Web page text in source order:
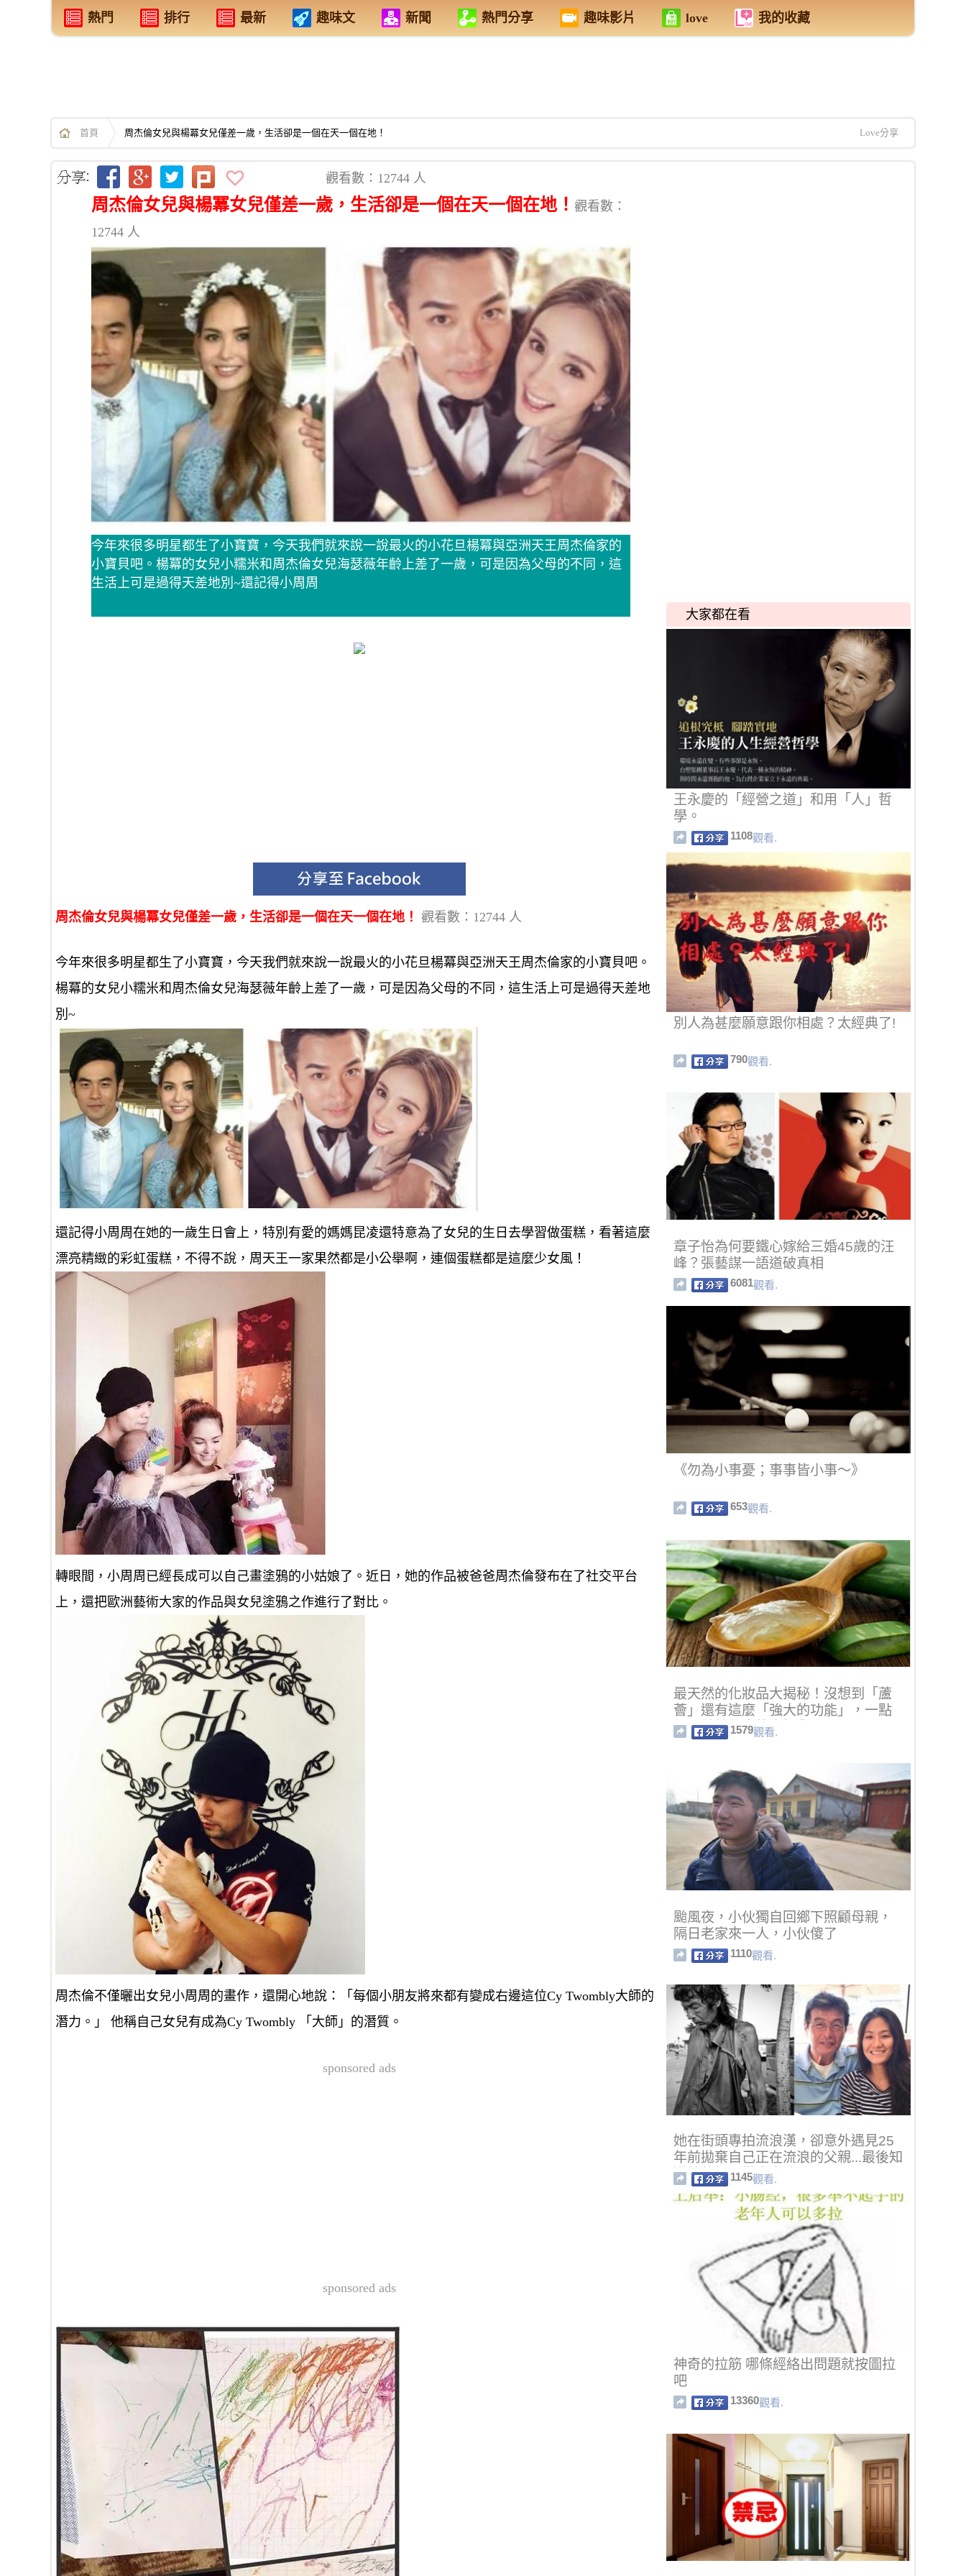
熱門 排行 最新 趣味文 新聞 熱門分享 趣味影片 love 我的收藏
首頁 周杰倫女兒與楊冪女兒僅差一歲，生活卻是一個在天一個在地！ Love分享
觀看數：12744 人
周杰倫女兒與楊冪女兒僅差一歲，生活卻是一個在天一個在地！ 觀看數：
12744 人
今年來很多明星都生了小寶寶，今天我們就來說一說最火的小花旦楊冪與亞洲天王周杰倫家的
小寶貝吧。楊冪的女兒小糯米和周杰倫女兒海瑟薇年齡上差了一歲，可是因為父母的不同，這
生活上可是過得天差地別~還記得小周周
周杰倫女兒與楊冪女兒僅差一歲，生活卻是一個在天一個在地！ 觀看數：12744 人
今年來很多明星都生了小寶寶，今天我們就來說一說最火的小花旦楊冪與亞洲天王周杰倫家的小寶貝吧。
楊冪的女兒小糯米和周杰倫女兒海瑟薇年齡上差了一歲，可是因為父母的不同，這生活上可是過得天差地
別~
還記得小周周在她的一歲生日會上，特別有愛的媽媽昆凌還特意為了女兒的生日去學習做蛋糕，看著這麼
漂亮精緻的彩虹蛋糕，不得不說，周天王一家果然都是小公舉啊，連個蛋糕都是這麼少女風！
轉眼間，小周周已經長成可以自己畫塗鴉的小姑娘了。近日，她的作品被爸爸周杰倫發布在了社交平台
上，還把歐洲藝術大家的作品與女兒塗鴉之作進行了對比。
周杰倫不僅曬出女兒小周周的畫作，還開心地說：「每個小朋友將來都有變成右邊這位Cy Twombly大師的
潛力。」 他稱自己女兒有成為Cy Twombly 「大師」的潛質。
sponsored ads
sponsored ads
大家都在看
王永慶的「經營之道」和用「人」哲
學。
1108觀看.
別人為甚麼願意跟你相處？太經典了!
790觀看.
章子怡為何要鐵心嫁給三婚45歲的汪
峰？張藝謀一語道破真相
6081觀看.
《勿為小事憂；事事皆小事～》
653觀看.
最天然的化妝品大揭秘！沒想到「蘆
薈」還有這麼「強大的功能」，一點
都不輸給昂貴的專櫃貨呢！！
1579觀看.
颱風夜，小伙獨自回鄉下照顧母親，
隔日老家來一人，小伙傻了
1110觀看.
她在街頭專拍流浪漢，卻意外遇見25
年前拋棄自己正在流浪的父親...最後知
道他的經歷徹底崩潰了！
1145觀看.
神奇的拉筋 哪條經絡出問題就按圖拉
吧
13360觀看.